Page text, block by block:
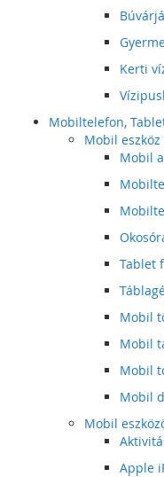
Kerti
Mobiltelefon,
Mobil
Mobil
Tablet
Mobil
Mobil
Mobil
Mobil
Mobil
Apple